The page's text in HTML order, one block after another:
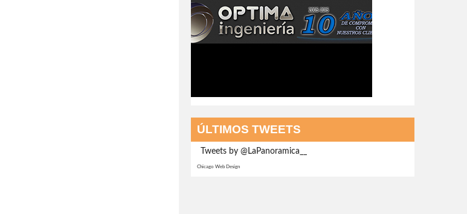
ÚLTIMOS TWEETS
Tweets by @LaPanoramica__
Chicago Web Design